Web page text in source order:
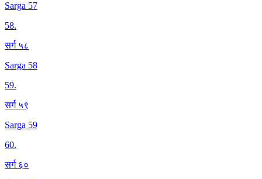
Sarga 57
58.
सर्ग ५८
Sarga 58
59.
सर्ग ५९
Sarga 59
60.
सर्ग ६०